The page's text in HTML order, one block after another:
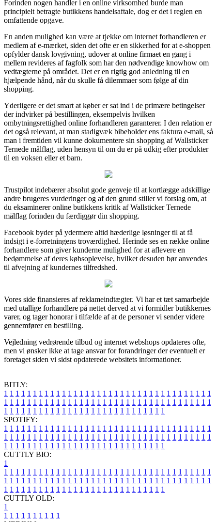
Forinden nogen handler i en online virksomhed burde man
principielt betragte butikkens handelsaftale, dog er det i reglen en
omfattende opgave.
En anden mulighed kan være at tjekke om internet forhandleren er
medlem af e-mærket, siden det ofte er en sikkerhed for at e-shoppen
opfylder dansk lovgivning, udover at online firmaet en gang i
mellem revideres af fagfolk som har den nødvendige knowhow om
vedtægterne på området. Det er en rigtig god anledning til en
hjælpende hånd, når du skulle få dilemmaer som følge af din
shopping.
Yderligere er det smart at køber er sat ind i de primære betingelser
der indvirker på bestillingen, eksempelvis hvilken
ombytningsrettighed online forhandleren garanterer. I den relation er
det også relevant, at man stadigvæk bibeholder ens faktura e-mail, så
man i fremtiden vil kunne dokumentere sin shopping af Wallsticker
Ternede målflag, uden hensyn til om du er på udkig efter produkter
til en voksen eller et barn.
Trustpilot indebærer absolut gode genveje til at kortlægge adskillige
andre brugeres vurderinger og af den grund stiller vi forslag om, at
du eksaminerer online butikkens kritik af Wallsticker Ternede
målflag forinden du færdiggør din shopping.
Facebook byder på ydermere altid hæderlige løsninger til at få
indsigt i e-forretningens troværdighed. Herinde ses en række online
forhandlere som giver kunderne mulighed for at aflevere en
bedømmelse af deres købsoplevelse, hvilket desuden bør anvendes
til afvejning af kundernes tilfredshed.
Vores side finansieres af reklameindtægter. Vi har et tæt samarbejde
med utallige forhandlere på nettet derved at vi formidler butikkernes
varer, og tager honorar i tilfælde af at de personer vi sender videre
gennemfører en bestilling.
Vejledning vedrørende tilbud og internet webshops opdateres ofte,
men vi ønsker ikke at tage ansvar for forandringer der eventuelt er
foretaget siden vi sidst opdaterede websitets informationer.
BITLY:
1 1 1 1 1 1 1 1 1 1 1 1 1 1 1 1 1 1 1 1 1 1 1 1 1 1 1 1 1 1 1 1 1 1 1 1
1 1 1 1 1 1 1 1 1 1 1 1 1 1 1 1 1 1 1 1 1 1 1 1 1 1 1 1 1 1 1 1 1 1 1 1
1 1 1 1 1 1 1 1 1 1 1 1 1 1 1 1 1 1 1 1 1 1 1 1 1 1 1 1
SPOTIFY:
1 1 1 1 1 1 1 1 1 1 1 1 1 1 1 1 1 1 1 1 1 1 1 1 1 1 1 1 1 1 1 1 1 1 1 1
1 1 1 1 1 1 1 1 1 1 1 1 1 1 1 1 1 1 1 1 1 1 1 1 1 1 1 1 1 1 1 1 1 1 1 1
1 1 1 1 1 1 1 1 1 1 1 1 1 1 1 1 1 1 1 1 1 1 1 1 1 1 1 1
CUTTLY BIO:
1
1 1 1 1 1 1 1 1 1 1 1 1 1 1 1 1 1 1 1 1 1 1 1 1 1 1 1 1 1 1 1 1 1 1 1 1
1 1 1 1 1 1 1 1 1 1 1 1 1 1 1 1 1 1 1 1 1 1 1 1 1 1 1 1 1 1 1 1 1 1 1 1
1 1 1 1 1 1 1 1 1 1 1 1 1 1 1 1 1 1 1 1 1 1 1 1 1 1 1 1
CUTTLY OLD:
1
1 1 1 1 1 1 1 1 1 1